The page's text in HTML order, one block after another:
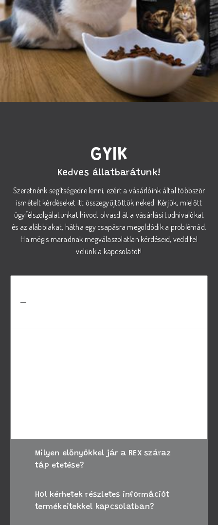
GYIK
Kedves állatbarátunk!
Szeretnénk segítségedre lenni, ezért a vásárlóink által többször
ismételt kérdéseket itt összegyűjtöttük neked. Kérjük, mielőtt
ügyfélszolgálatunkat hívod, olvasd át a vásárlási tudnivalókat
és az alábbiakat, hátha egy csapásra megoldódik a problémád.
Ha mégis maradnak megválaszolatlan kérdéseid, vedd fel
velünk a kapcsolatot!
Milyen előnyökkel jár a REX száraz
táp etetése?
Hol kérhetek részletes információt
termékeitekkel kapcsolatban?